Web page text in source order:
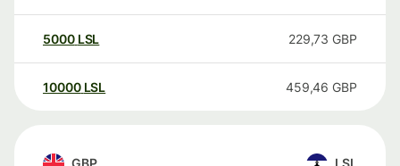
5000 LSL 229,73 GBP
10000 LSL 459,46 GBP